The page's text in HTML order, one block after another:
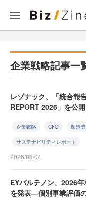
企業戦略記事一
レゾナック、「統合報
REPORT 2026」を公開
企業戦略 CFO 製造業
サステナビリティレポート
2026/08/04
EYパルテノン、2026
を発表―個別事業評価